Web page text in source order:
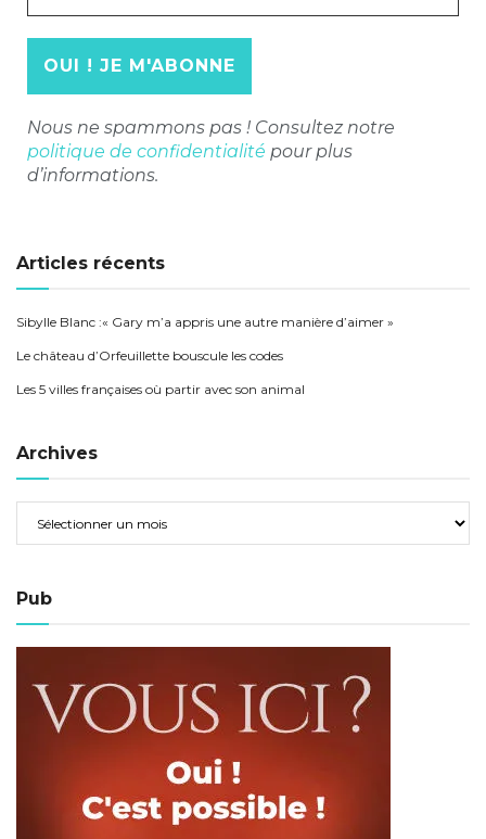
Nous ne spammons pas ! Consultez notre
politique de confidentialité pour plus
d’informations.
Articles récents
Sibylle Blanc :« Gary m’a appris une autre manière d’aimer »
Le château d’Orfeuillette bouscule les codes
Les 5 villes françaises où partir avec son animal
Archives
Pub